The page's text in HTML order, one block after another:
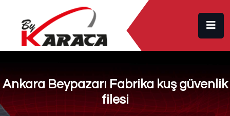
Ankara Beypazarı Fabrika kuş güvenlik
filesi